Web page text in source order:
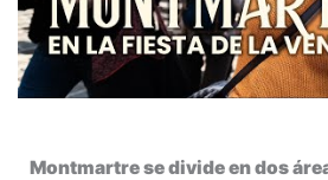
Montmartre se divide en dos